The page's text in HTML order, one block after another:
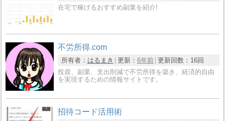
在宅で稼げるおすすめ副業を紹介!
不労所得.com
所有者： はるまき 更新： 6年前 更新回数： 16回
投資、副業、支出削減で不労所得を築き、経済的自由
を実現するための情報サイトです。
招待コード活用術